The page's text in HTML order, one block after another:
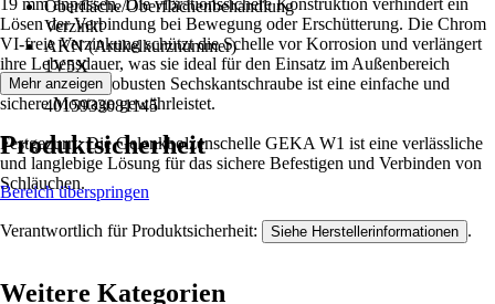
Oberfläche/Oberflächenbehandlung
Verzinkt
AKN (Artikelkurznummer)
1V5X
EAN
4015933081145
19 mm anpassen. Die vibrationssichere Konstruktion verhindert ein
Lösen der Verbindung bei Bewegung oder Erschütterung. Die Chrom
VI-freie Verzinkung schützt die Schelle vor Korrosion und verlängert
ihre Lebensdauer, was sie ideal für den Einsatz im Außenbereich
macht. Mit der robusten Sechskantschraube ist eine einfache und
sichere Montage gewährleistet.
Festgezurrt: Die Gelenkbolzenschelle GEKA W1 ist eine verlässliche
und langlebige Lösung für das sichere Befestigen und Verbinden von
Schläuchen.
Mehr anzeigen
Produktsicherheit
Bereich überspringen
Verantwortlich für Produktsicherheit: Siehe Herstellerinformationen .
Weitere Kategorien